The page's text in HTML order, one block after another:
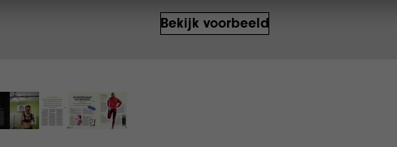
Bekijk voorbeeld